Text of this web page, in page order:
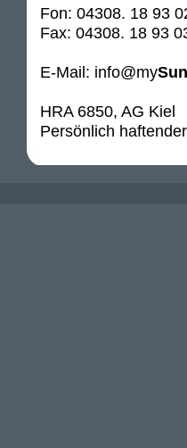
Fon: 04308. 18 93
Fax: 04308. 18 93
E-Mail: info@my
HRA 6850, AG Kiel
Persönlich